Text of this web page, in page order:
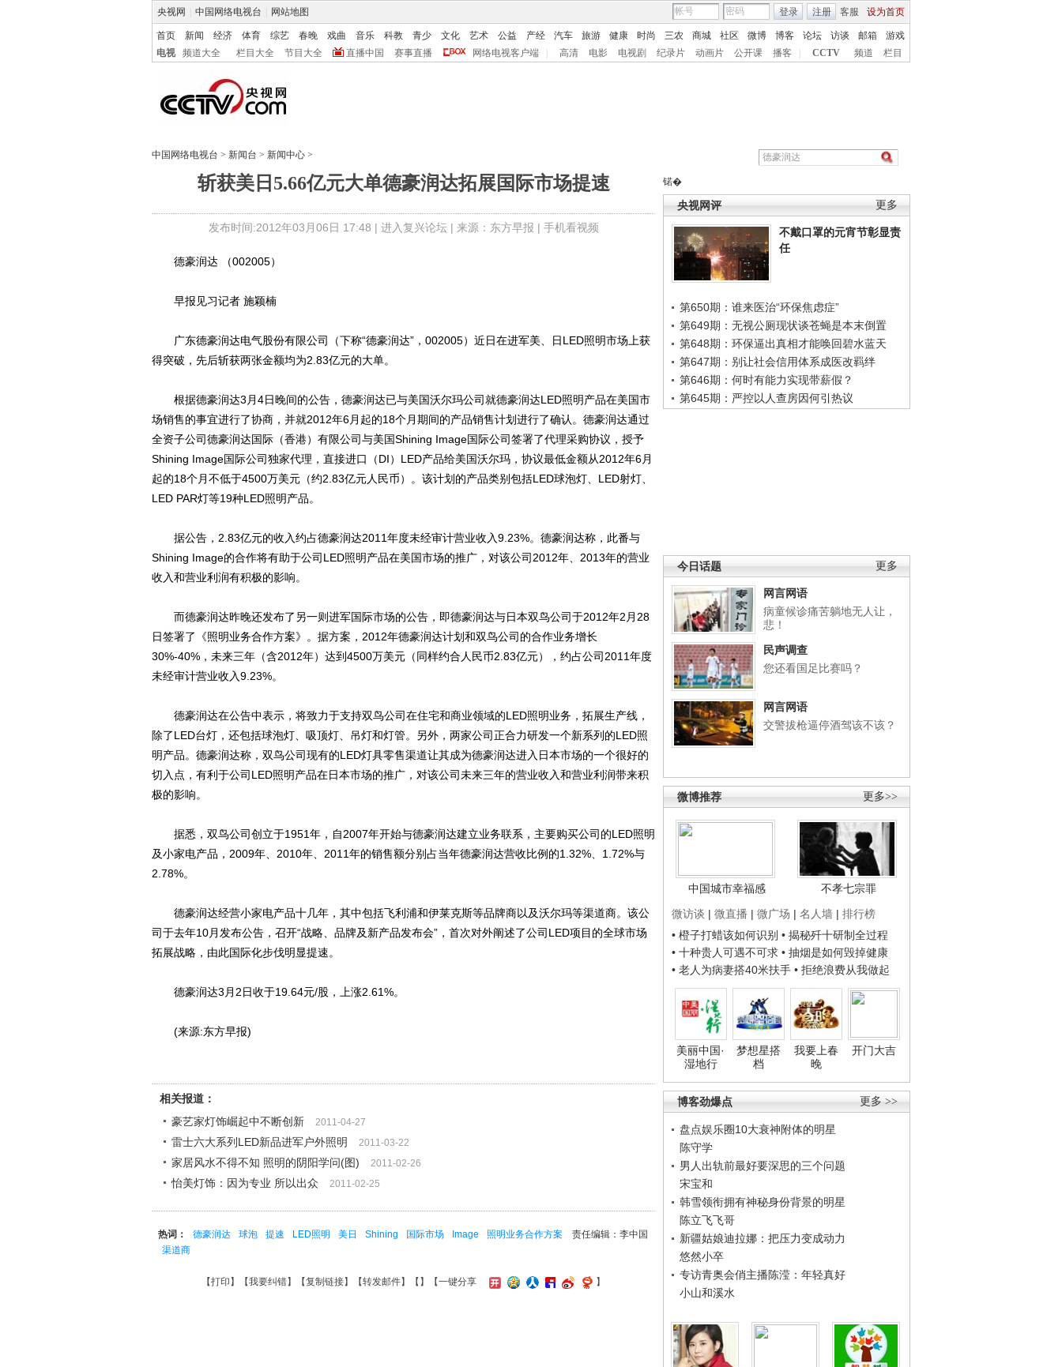
央视网 中国网络电视台 网站地图 客服 设为首页
登录 注册
首页 新闻 经济 体育 综艺 春晚 戏曲 音乐 科教 青少 文化 艺术 公益 产经 汽车 旅游 健康 时尚 三农 商城 社区 微博 博客 论坛 访谈 邮箱
游戏
电视
频道大全 栏目大全 节目大全 直播中国 赛事直播 网络电视客户端 高清 电影 电视剧 纪录片 动画片 公开课 播客 CCTV 频道 栏目
中国网络电视台 > 新闻台 > 新闻中心 >
斩获美日5.66亿元大单德豪润达拓展国际市场提速
发布时间:2012年03月06日 17:48 | 进入复兴论坛| 来源：东方早报 | 手机看视频
锘�
更多
央视网评
不戴口罩的元宵节彰显责
任
第650期：谁来医治“环保焦虑症”
第649期：无视公厕现状谈苍蝇是本末倒置
第648期：环保逼出真相才能唤回碧水蓝天
第647期：别让社会信用体系成医改羁绊
第646期：何时有能力实现带薪假？
第645期：严控以人查房因何引热议
更多
今日话题
网言网语
病童候诊痛苦躺地无人让，
悲！
民声调查
您还看国足比赛吗？
网言网语
交警拔枪逼停酒驾该不该？
更多>>
微博推荐
中国城市幸福感
不孝七宗罪
微访谈 | 微直播 | 微广场 | 名人墙 | 排行榜
• 橙子打蜡该如何识别 • 揭秘歼十研制全过程
• 十种贵人可遇不可求 • 抽烟是如何毁掉健康
• 老人为病妻搭40米扶手 • 拒绝浪费从我做起
美丽中国·
湿地行
梦想星搭
档
我要上春
晚
开门大吉
更多 >>
博客劲爆点
盘点娱乐圈10大衰神附体的明星
陈守学
男人出轨前最好要深思的三个问题
宋宝和
韩雪领衔拥有神秘身份背景的明星
陈立飞飞哥
新疆姑娘迪拉娜：把压力变成动力
悠然小卒
专访青奥会俏主播陈滢：年轻真好
小山和溪水
德豪润达 （002005）
早报见习记者 施颖楠
广东德豪润达电气股份有限公司（下称“德豪润达”，002005）近日在进军美、日LED照明市场上获
得突破，先后斩获两张金额均为2.83亿元的大单。
根据德豪润达3月4日晚间的公告，德豪润达已与美国沃尔玛公司就德豪润达LED照明产品在美国市
场销售的事宜进行了协商，并就2012年6月起的18个月期间的产品销售计划进行了确认。德豪润达通过
全资子公司德豪润达国际（香港）有限公司与美国Shining Image国际公司签署了代理采购协议，授予
Shining Image国际公司独家代理，直接进口（DI）LED产品给美国沃尔玛，协议最低金额从2012年6月
起的18个月不低于4500万美元（约2.83亿元人民币）。该计划的产品类别包括LED球泡灯、LED射灯、
LED PAR灯等19种LED照明产品。
据公告，2.83亿元的收入约占德豪润达2011年度未经审计营业收入9.23%。德豪润达称，此番与
Shining Image的合作将有助于公司LED照明产品在美国市场的推广，对该公司2012年、2013年的营业
收入和营业利润有积极的影响。
而德豪润达昨晚还发布了另一则进军国际市场的公告，即德豪润达与日本双鸟公司于2012年2月28
日签署了《照明业务合作方案》。据方案，2012年德豪润达计划和双鸟公司的合作业务增长
30%-40%，未来三年（含2012年）达到4500万美元（同样约合人民币2.83亿元），约占公司2011年度
未经审计营业收入9.23%。
德豪润达在公告中表示，将致力于支持双鸟公司在住宅和商业领域的LED照明业务，拓展生产线，
除了LED台灯，还包括球泡灯、吸顶灯、吊灯和灯管。另外，两家公司正合力研发一个新系列的LED照
明产品。德豪润达称，双鸟公司现有的LED灯具零售渠道让其成为德豪润达进入日本市场的一个很好的
切入点，有利于公司LED照明产品在日本市场的推广，对该公司未来三年的营业收入和营业利润带来积
极的影响。
据悉，双鸟公司创立于1951年，自2007年开始与德豪润达建立业务联系，主要购买公司的LED照明
及小家电产品，2009年、2010年、2011年的销售额分别占当年德豪润达营收比例的1.32%、1.72%与
2.78%。
德豪润达经营小家电产品十几年，其中包括飞利浦和伊莱克斯等品牌商以及沃尔玛等渠道商。该公
司于去年10月发布公告，召开“战略、品牌及新产品发布会”，首次对外阐述了公司LED项目的全球市场
拓展战略，由此国际化步伐明显提速。
德豪润达3月2日收于19.64元/股，上涨2.61%。
(来源:东方早报)
相关报道：
豪艺家灯饰崛起中不断创新
2011-04-27
雷士六大系列LED新品进军户外照明 2011-03-22
家居风水不得不知 照明的阴阳学问(图) 2011-02-26
怡美灯饰：因为专业 所以出众 2011-02-25
责任编辑：李中国
热词： 德豪润达 球泡 提速 LED照明 美日 Shining 国际市场 Image
照明业务合作方案
渠道商
【打印 】【我要纠错】【复制链接】【转发邮件】【 】 【一键分享 】